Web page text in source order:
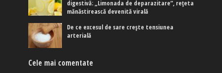
digestivă: „Limonada de deparazitare”, rețeta
mănăstirească devenită virală
De ce excesul de sare crește tensiunea
arterială
Cele mai comentate